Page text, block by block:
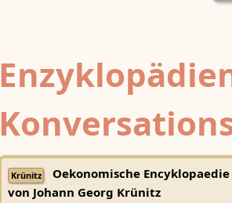
Krünitz
Oekonomische Encyklopaedie
von Johann Georg Krünitz